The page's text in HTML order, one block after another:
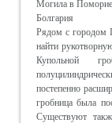
Могила в Поморие
Болгария
Рядом с городом
найти
Купольной
постепенно
гробница была
Существуют